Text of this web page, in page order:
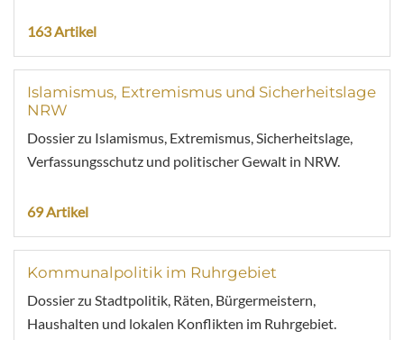
163 Artikel
Islamismus, Extremismus und Sicherheitslage
NRW
Dossier zu Islamismus, Extremismus, Sicherheitslage,
Verfassungsschutz und politischer Gewalt in NRW.
69 Artikel
Kommunalpolitik im Ruhrgebiet
Dossier zu Stadtpolitik, Räten, Bürgermeistern,
Haushalten und lokalen Konflikten im Ruhrgebiet.